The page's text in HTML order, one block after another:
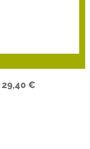
29,40 €